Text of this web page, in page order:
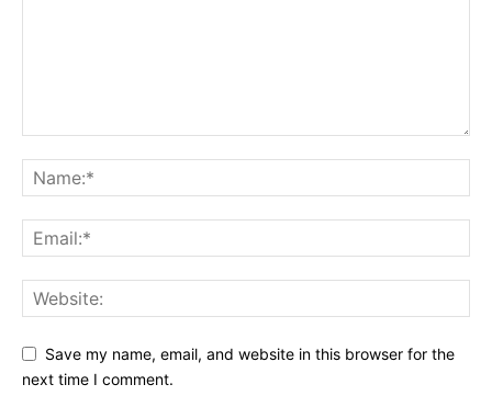
Save my name, email, and website in this browser for the
next time I comment.